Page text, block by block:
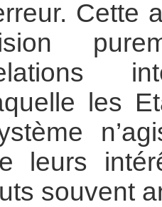
Cette
les
leurs
souvent